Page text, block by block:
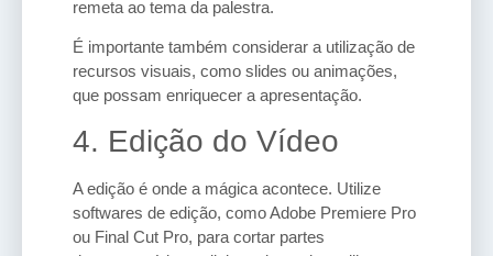
remeta ao tema da palestra.
É importante também considerar a utilização de
recursos visuais, como slides ou animações,
que possam enriquecer a apresentação.
4. Edição do Vídeo
A edição é onde a mágica acontece. Utilize
softwares de edição, como Adobe Premiere Pro
ou Final Cut Pro, para cortar partes